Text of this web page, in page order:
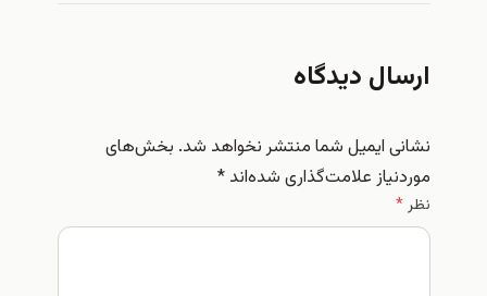
ارسال دیدگاه
نشانی ایمیل شما منتشر نخواهد شد. بخش‌های
موردنیاز علامت‌گذاری شده‌اند*
نظر*